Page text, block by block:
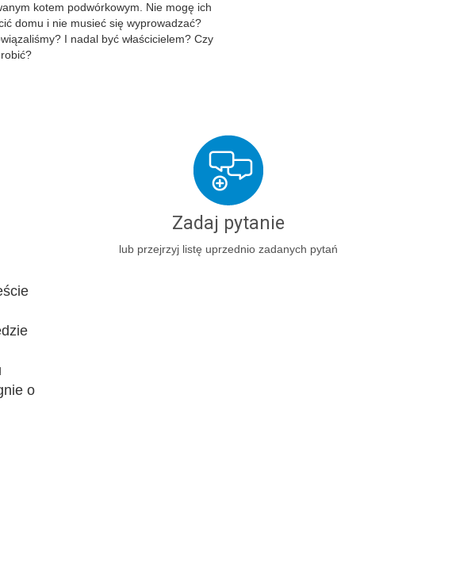
kotem podwórkowym. Nie mogę ich
domu i nie musieć się wyprowadzać?
I nadal być właścicielem? Czy
o
Zadaj pytanie
lub przejrzyj listę uprzednio zadanych pytań